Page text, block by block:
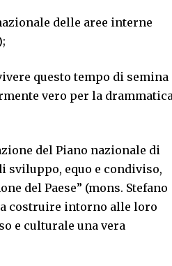
delle aree interne
questo tempo di semina
vero per la
del Piano nazionale di
sviluppo, equo e condiviso,
del Paese” (mons. Stefano
costruire intorno alle loro
e culturale una vera